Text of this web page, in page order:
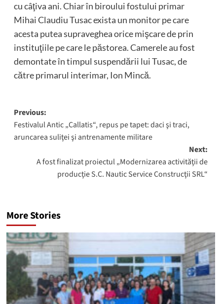
cu câţiva ani. Chiar în biroului fostului primar
Mihai Claudiu Tusac exista un monitor pe care
acesta putea supraveghea orice mişcare de prin
instituţiile pe care le păstorea. Camerele au fost
demontate în timpul suspendării lui Tusac, de
către primarul interimar, Ion Mincă.
Post
navigation
Previous:
Festivalul Antic „Callatis“, repus pe tapet: daci şi traci,
aruncarea suliţei şi antrenamente militare
Next:
A fost finalizat proiectul „Modernizarea activităţii de
producţie S.C. Nautic Service Construcţii SRL“
More Stories